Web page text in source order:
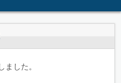
した。